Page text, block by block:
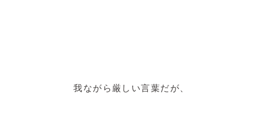
我ながら厳しい言葉だが、